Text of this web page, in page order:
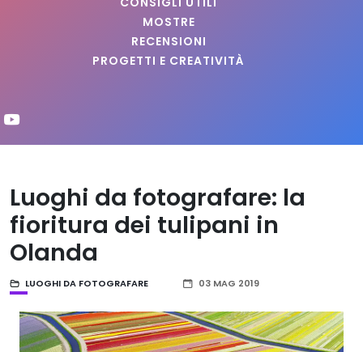
MOSTRE
RECENSIONI
PROGETTI E CREATIVITÀ
Luoghi da fotografare: la
fioritura dei tulipani in
Olanda
LUOGHI DA FOTOGRAFARE 03 MAG 2019